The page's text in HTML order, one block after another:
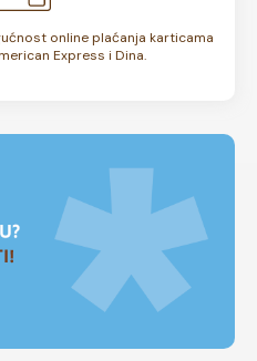
online plaćanja karticama
Express i Dina.